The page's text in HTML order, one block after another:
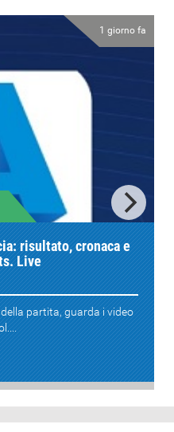
1 giorno fa
risultato, cronaca e
Live
partita, guarda i video